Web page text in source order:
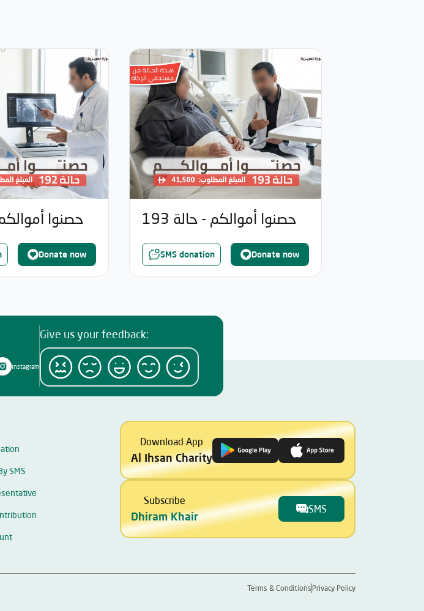
حصنوا أموالكم -
Donate now
حصنوا أموالكم - حالة 193
SMS donation Donate now
Instagram
Give us your feedback:
SMS
Download App
Al Ihsan Charity
Subscribe
Dhiram Khair
SMS
Terms & Conditions Privacy Policy